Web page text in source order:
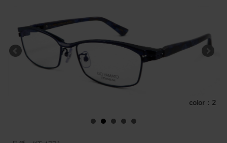
color：2